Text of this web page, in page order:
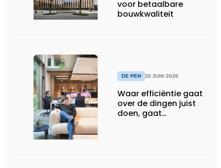
voor betaalbare
bouwkwaliteit
DE PEN 25 JUNI 2026
Waar efficiëntie gaat
over de dingen juist
doen, gaat